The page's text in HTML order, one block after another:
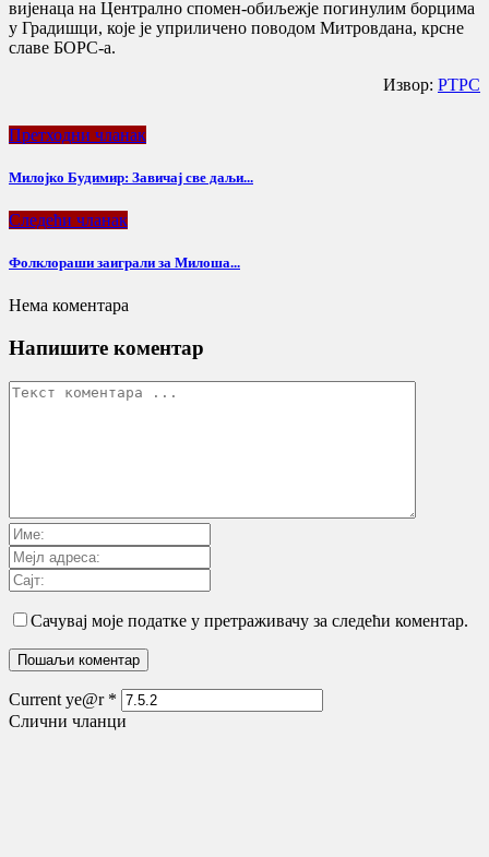
вијенаца на Централно спомен-обиљежје погинулим борцима
у Градишци, које је уприличено поводом Митровдана, крсне
славе БОРС-а.
Извор: РТРС
Претходни чланак
Милојко Будимир: Завичај све даљи...
Следећи чланак
Фолклораши заиграли за Милоша...
Нема коментара
Напишите коментар
Сачувај моје податке у претраживачу за следећи коментар.
Current ye@r *
Слични чланци